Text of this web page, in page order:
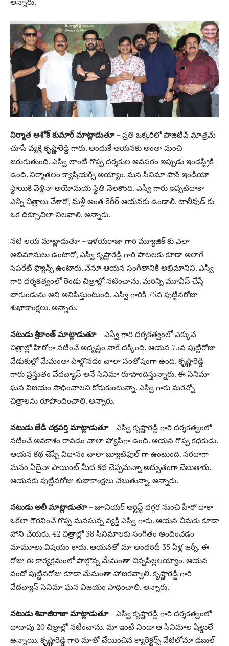
నిర్మాత అశోక్ కుమార్ మాట్లాడుతూ– ప్రతి ఒక్కరిలో పాజిటివ్ మాత్రమే
చూసే వ్యక్తి కృష్ణారెడ్డి గారు. అందుకే ఆయనకు అంతా మంచి
జరుగుతుంది. ఎస్వీ లాంటి గొప్ప దర్శకుల అవసరం ఇప్పుడు ఇండస్ట్రీకి
ఉంది. నిర్మాతలం క్యాషియర్స్ అయ్యాం. మన సినిమా పాన్ ఇండియా
స్థాయికి వెళ్లినా అయోమయ స్థితి నెలకొంది. ఎస్వీ గారు ఇప్పటిదాకా
ఎన్ని చిత్రాలు చేశారో, మళ్లీ అంత కెరీర్ ఆయనకు ఉండాలి. టాలీవుడ్ కు
ఒక దిక్సూచిలా నిలవాలి. అన్నారు.
నటి లయ మాట్లాడుతూ – ఇళయరాజా గారి మ్యూజిక్ కు ఎలా
అభిమానులు ఉంటారో, ఎస్వీ కృష్ణారెడ్డి గారి పాటలకు కూడా అలాగే
సెపరేట్ ఫ్యాన్స్ ఉంటారు. నేనూ ఆయన సంగీతానికి అభిమానిని. ఎస్వీ
గారి దర్శకత్వంలో రెండు చిత్రాల్లో నటించాను. మరిన్ని మూవీస్ చేస్తే
బాగుండును అని అనిపిస్తుంటుంది. ఎస్వీ గారికి 75వ పుట్టినరోజు
శుభాకాంక్షలు. అన్నారు.
నటుడు శ్రీకాంత్ మాట్లాడుతూ – ఎస్వీ గారి దర్శకత్వంలో ఎక్కువ
చిత్రాల్లో హీరోగా నటించే అదృష్టం నాకే దక్కింది. ఆయన 75వ పుట్టిరోజు
వేడుకుల్లో మేమంతా పాల్గొనడం చాలా సంతోషంగా ఉంది. కృష్ణారెడ్డి
గారు ప్రస్తుతం వేదవ్యాస్ అనే సినిమా రూపొందిస్తున్నారు. ఈ సినిమా
ఘన విజయం సాధించాలని కోరుకుంటున్నా. ఎస్వీ గారు మరెన్నో
చిత్రాలను రూపొందించాలి. అన్నారు.
నటుడు జేడీ చక్రవర్తి మాట్లాడుతూ– ఎస్వీ కృష్ణారెడ్డి గారి దర్శకత్వంలో
నటించే అవకాశం రావడం చాలా హ్యాపీగా ఉంది. ఆయన గొప్ప కథకుడు.
ఆయన కథ చెప్పే విధానం చాలా బ్యూటిఫుల్ గా ఉంటుంది. సరదాగా
మనం ఏదైనా పాయింట్ మీద కథ చెప్పమన్నా అద్భుతంగా చెబుతారు.
ఆయనకు పుట్టినరోజు శుభాకాంక్షలు చెబుతున్నా. అన్నారు.
నటుడు అలీ మాట్లాడుతూ– జూనియర్ ఆర్టిస్ట్ దగ్గర నుంచి హీరో దాకా
ఒకేలా గౌరవించే గొప్ప మనసున్న వ్యక్తి ఎస్వీ గారు. ఆయన చీమకు కూడా
హాని చేయరు. 42 చిత్రాల్లో 38 సినిమాలకు సంగీతం అందించడం
మామూలు విషయం కాదు. ఆయనతో మా అందరిదీ 35 ఏళ్ల జర్నీ. ఈ
రోజు ఈ కార్యక్రమంలో పాల్గొన్న మేమంతా చిన్నపిల్లలయ్యాం. ఆయన
వందో పుట్టినరోజు కూడా మేమంతా హాజరవ్వాలి. కృష్ణారెడ్డి గారి
వేదవ్యాస్ సినిమా ఘన విజయం సాధించాలి. అన్నారు.
నటుడు శివాజీరాజా మాట్లాడుతూ– ఎస్వీ కృష్ణారెడ్డి గారి దర్శకత్వంలో
దాదాపు 20 చిత్రాల్లో నటించాను. మా ఇంటి నిండా ఆ సినిమాల షీల్డులే
ఉన్నాయి. కృష్ణారెడ్డి గారి మాతో చేయించిన క్యారెక్టర్స్ వేటిలోనూ డబుల్